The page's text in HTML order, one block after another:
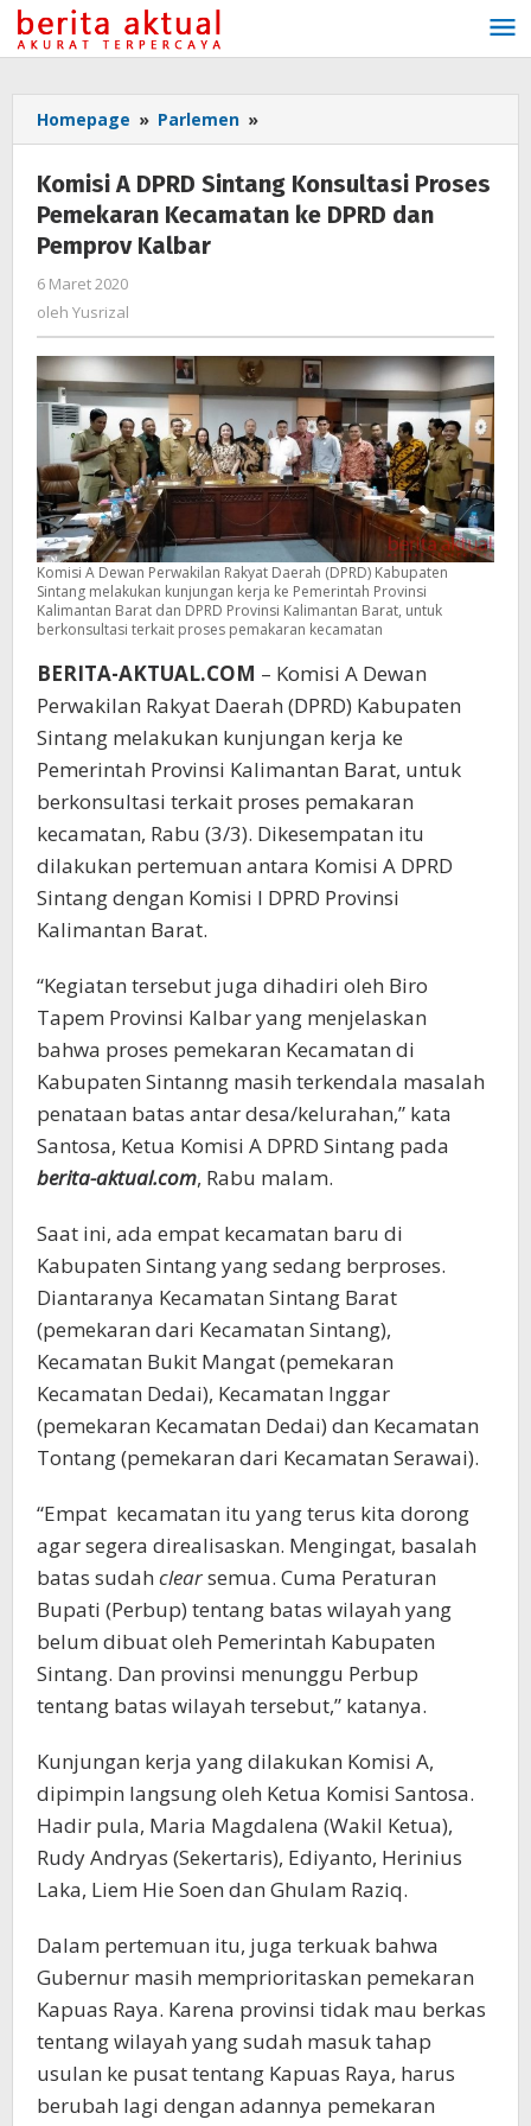
Lewati
ke
konten
Homepage » Parlemen »
A
Sintang
Konsultasi
DPRD
dan
Pemprov
Kalbar
Komisi A DPRD Sintang Konsultasi Proses
Pemekaran Kecamatan ke DPRD dan
Pemprov Kalbar
6 Maret 2020
oleh Yusrizal
Komisi A Dewan Perwakilan Rakyat Daerah (DPRD) Kabupaten
Sintang melakukan kunjungan kerja ke Pemerintah Provinsi
Kalimantan Barat dan DPRD Provinsi Kalimantan Barat, untuk
berkonsultasi terkait proses pemakaran kecamatan
BERITA-AKTUAL.COM – Komisi A Dewan
Perwakilan Rakyat Daerah (DPRD) Kabupaten
Sintang melakukan kunjungan kerja ke
Pemerintah Provinsi Kalimantan Barat, untuk
berkonsultasi terkait proses pemakaran
kecamatan, Rabu (3/3). Dikesempatan itu
dilakukan pertemuan antara Komisi A DPRD
Sintang dengan Komisi I DPRD Provinsi
Kalimantan Barat.
“Kegiatan tersebut juga dihadiri oleh Biro
Tapem Provinsi Kalbar yang menjelaskan
bahwa proses pemekaran Kecamatan di
Kabupaten Sintanng masih terkendala masalah
penataan batas antar desa/kelurahan,” kata
Santosa, Ketua Komisi A DPRD Sintang pada
berita-aktual.com, Rabu malam.
Saat ini, ada empat kecamatan baru di
Kabupaten Sintang yang sedang berproses.
Diantaranya Kecamatan Sintang Barat
(pemekaran dari Kecamatan Sintang),
Kecamatan Bukit Mangat (pemekaran
Kecamatan Dedai), Kecamatan Inggar
(pemekaran Kecamatan Dedai) dan Kecamatan
Tontang (pemekaran dari Kecamatan Serawai).
“Empat kecamatan itu yang terus kita dorong
agar segera direalisaskan. Mengingat, basalah
batas sudah clearsemua. Cuma Peraturan
Bupati (Perbup) tentang batas wilayah yang
belum dibuat oleh Pemerintah Kabupaten
Sintang. Dan provinsi menunggu Perbup
tentang batas wilayah tersebut,” katanya.
Kunjungan kerja yang dilakukan Komisi A,
dipimpin langsung oleh Ketua Komisi Santosa.
Hadir pula, Maria Magdalena (Wakil Ketua),
Rudy Andryas (Sekertaris), Ediyanto, Herinius
Laka, Liem Hie Soen dan Ghulam Raziq.
Dalam pertemuan itu, juga terkuak bahwa
Gubernur masih memprioritaskan pemekaran
Kapuas Raya. Karena provinsi tidak mau berkas
tentang wilayah yang sudah masuk tahap
usulan ke pusat tentang Kapuas Raya, harus
berubah lagi dengan adannya pemekaran